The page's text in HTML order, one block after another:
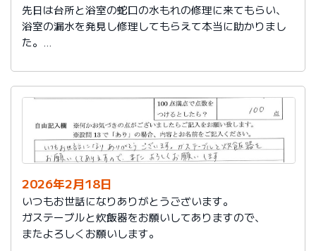
先日は台所と浴室の蛇口の水もれの修理に来てもらい、
浴室の漏水を発見し修理してもらえて本当に助かりまし
た。
かったです。
これからもよろしくお願いします。
2026年2月18日
いつもお世話になりありがとうございます。
ガステーブルと炊飯器をお願いしてありますので、
またよろしくお願いします。